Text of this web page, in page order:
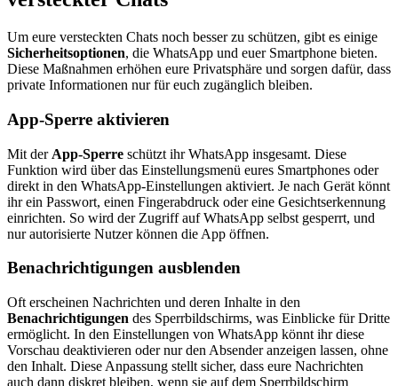
Um eure versteckten Chats noch besser zu schützen, gibt es einige
Sicherheitsoptionen, die WhatsApp und euer Smartphone bieten.
Diese Maßnahmen erhöhen eure Privatsphäre und sorgen dafür, dass
private Informationen nur für euch zugänglich bleiben.
App-Sperre aktivieren
Mit der App-Sperre schützt ihr WhatsApp insgesamt. Diese
Funktion wird über das Einstellungsmenü eures Smartphones oder
direkt in den WhatsApp-Einstellungen aktiviert. Je nach Gerät könnt
ihr ein Passwort, einen Fingerabdruck oder eine Gesichtserkennung
einrichten. So wird der Zugriff auf WhatsApp selbst gesperrt, und
nur autorisierte Nutzer können die App öffnen.
Benachrichtigungen ausblenden
Oft erscheinen Nachrichten und deren Inhalte in den
Benachrichtigungen des Sperrbildschirms, was Einblicke für Dritte
ermöglicht. In den Einstellungen von WhatsApp könnt ihr diese
Vorschau deaktivieren oder nur den Absender anzeigen lassen, ohne
den Inhalt. Diese Anpassung stellt sicher, dass eure Nachrichten
auch dann diskret bleiben, wenn sie auf dem Sperrbildschirm